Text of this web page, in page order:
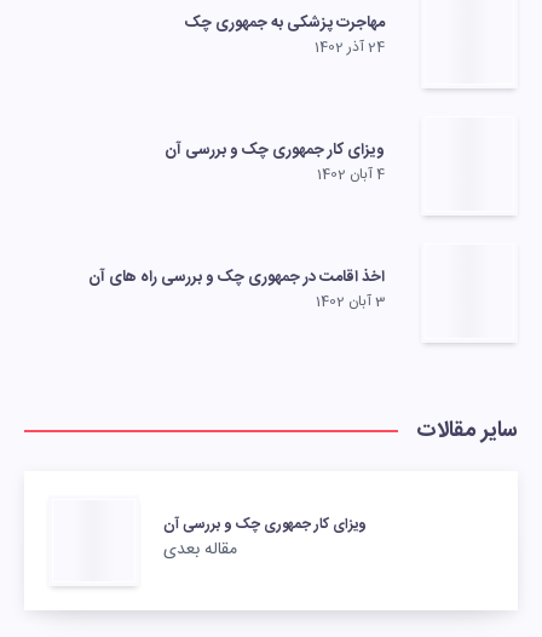
مهاجرت پزشکی به جمهوری چک
24 آذر 1402
ویزای کار جمهوری چک و بررسی آن
4 آبان 1402
اخذ اقامت در جمهوری چک و بررسی راه های آن
3 آبان 1402
سایر مقالات
ویزای کار جمهوری چک و بررسی آن
مقاله بعدی